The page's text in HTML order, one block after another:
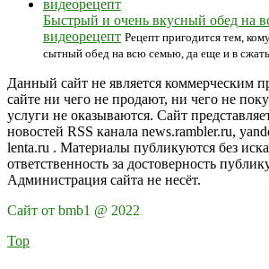
Быстрый и очень вкусный обед на
видеорецепт Рецепт пригодится тем,
сытный обед на всю семью, да еще и в
Данный сайт не является коммерческим
сайте ни чего не продают, ни чего не
услуги не оказываются. Сайт
новостей RSS канала news.rambler.ru,
lenta.ru . Материалы публикуются без
ответственность за достоверность
Администрация сайта не несёт.
Сайт от bmb1 @ 2022
Top